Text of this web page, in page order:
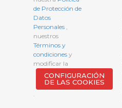
de Protección de
Datos
Personales ,
nuestros
Términos y
condiciones y
modificar la
CONFIGURACIÓN
DE LAS COOKIES
.